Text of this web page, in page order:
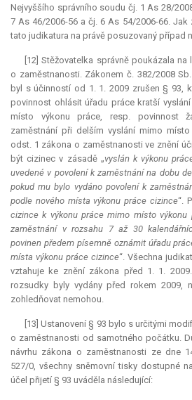
Nejvyššího správního soudu čj. 1 As 28/
7 As 46/2006-56 a čj. 6 As 54/2006-66.
tato judikatura na právě posuzovaný případ
[12] Stěžovatelka správně poukázala
o zaměstnanosti. Zákonem č. 382/2008
byl s účinností od 1. 1. 2009 zrušen § 93,
povinnost ohlásit úřadu práce kratší
místo výkonu práce, resp. povinnost
zaměstnání při delším vyslání mimo
odst. 1 zákona o zaměstnanosti ve znění
být cizinec v zásadě „vyslán k výkonu
uvedené v povolení k zaměstnání na dobu
pokud mu bylo vydáno povolení k
podle nového místa výkonu práce cizince“.
cizince k výkonu práce mimo místo výkonu
zaměstnání v rozsahu 7 až 30
povinen předem písemně oznámit úřadu
místa výkonu práce cizince“. Všechna
vztahuje ke znění zákona před 1. 1.
rozsudky byly vydány před rokem 2009,
zohledňovat nemohou.
[13] Ustanovení § 93 bylo s určitými
o zaměstnanosti od samotného počátku.
návrhu zákona o zaměstnanosti ze dne
527/0, všechny sněmovní tisky dostupné
účel přijetí § 93 uváděla následující: